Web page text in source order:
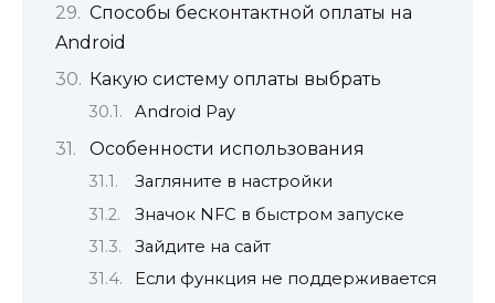
Способы бесконтактной оплаты на
Android
Какую систему оплаты выбрать
Android Pay
Особенности использования
Загляните в настройки
Значок NFC в быстром запуске
Зайдите на сайт
Если функция не поддерживается